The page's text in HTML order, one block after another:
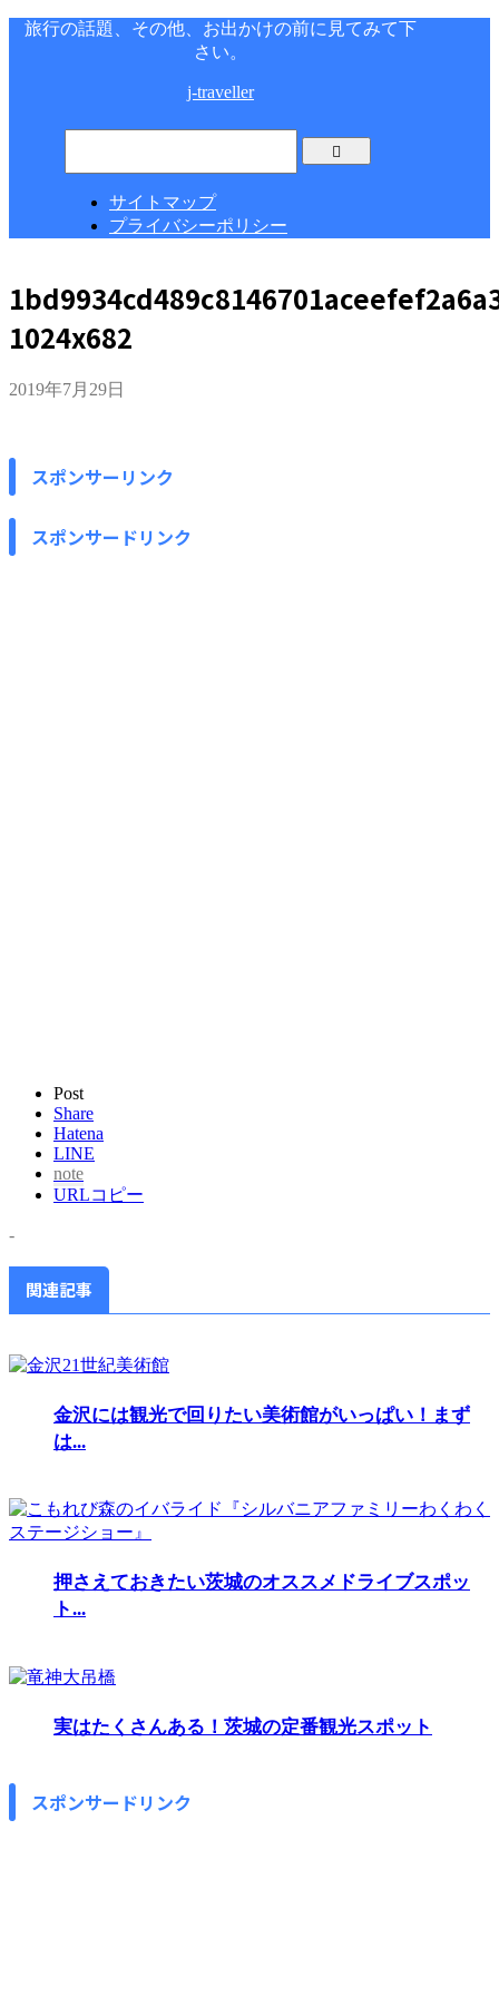
旅行の話題、その他、お出かけの前に見てみて下
さい。
j-traveller
サイトマップ
プライバシーポリシー
1024x682
2019年7月29日
スポンサーリンク
スポンサードリンク
Post
Share
Hatena
LINE
note
URLコピー
-
関連記事
金沢には観光で回りたい美術館がいっぱい！まず
は...
押さえておきたい茨城のオススメドライブスポッ
ト...
実はたくさんある！茨城の定番観光スポット
スポンサードリンク